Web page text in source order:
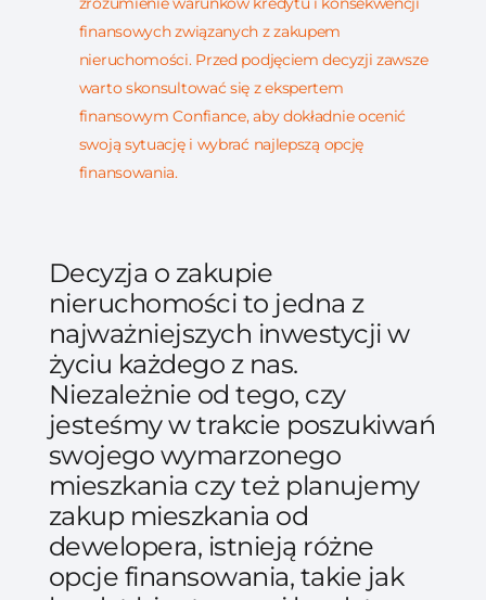
finansowych związanych z zakupem
nieruchomości. Przed podjęciem decyzji zawsze
warto skonsultować się z ekspertem
finansowym Confiance, aby dokładnie ocenić
swoją sytuację i wybrać najlepszą opcję
finansowania.
Decyzja o zakupie
nieruchomości to jedna z
najważniejszych inwestycji w
życiu każdego z nas.
Niezależnie od tego, czy
jesteśmy w trakcie poszukiwań
swojego wymarzonego
mieszkania czy też planujemy
zakup mieszkania od
dewelopera, istnieją różne
opcje finansowania, takie jak